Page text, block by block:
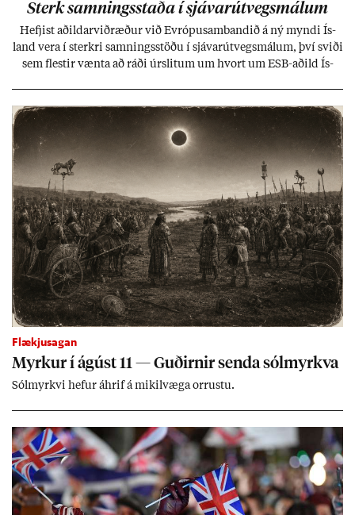
Sterk samn­ings­staða í sjáv­ar­út­vegs­mál­um
Hefj­ist að­ild­ar­við­ræð­ur við Evr­ópu­sam­band­ið á ný myndi Ís­
land vera í sterkri samn­ings­stöðu í sjáv­ar­út­vegs­mál­um, því sviði
sem flest­ir vænta að ráði úr­slit­um um hvort um ESB-að­ild Ís­
kerfi, en sveigj­an­leiki til lausna er um­tals­verð­ur.
Flækjusagan
Myrk­ur í ág­úst 11 — Guð­irn­ir senda sól­myrkva
Sól­myrkvi hef­ur áhrif á mik­il­væga orr­ustu.